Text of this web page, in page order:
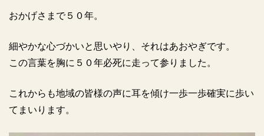
おかげさまで５０年。
細やかな心づかいと思いやり、それはあおやぎです。
この言葉を胸に５０年必死に走って参りました。
これからも地域の皆様の声に耳を傾け一歩一歩確実に歩い
てまいります。